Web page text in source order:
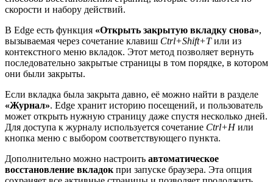
скорости и набору действий.
В Edge есть функция «Открыть закрытую вкладку снова»,
вызываемая через сочетание клавиш Ctrl+Shift+Tили из
контекстного меню вкладок. Этот метод позволяет вернуть
последовательно закрытые страницы в том порядке, в котором
они были закрыты.
Если вкладка была закрыта давно, её можно найти в разделе
«Журнал». Edge хранит историю посещений, и пользователь
может открыть нужную страницу даже спустя несколько дней.
Для доступа к журналу используется сочетание Ctrl+Hили
кнопка меню с выбором соответствующего пункта.
Дополнительно можно настроить автоматическое
восстановление вкладок при запуске браузера. Эта опция